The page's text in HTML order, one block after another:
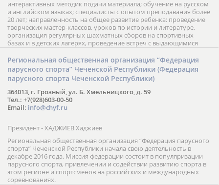
интерактивных методик подачи материала; обучение на русском
и английском языках; специалисты с опытом преподавания более
20 лет; направленность на общее развитие ребенка: проведение
творческих мастер-классов, уроков по истории и литературе,
организация регулярных шахматных сборов на спортивных
базах и в детских лагерях, проведение встреч с выдающимися
шахматистами; корпоративное обучение; онлайн обучение в
форме вебинаров и индивидуальных занятий, круглые столы
российских и международных тренеров, организация фестивалей;
онлайн трансляция мероприятий и турниров.
Региональная общественная организация “Федерация
парусного спорта” Чеченской Республики (Федерация
парусного спорта Чеченской Республики)
364013, г. Грозный, ул. Б. Хмельницкого, д. 59
Тел.: +7(928)603-00-50
Email: info@chyf.ru
Президент - ХАДЖИЕВ Хаджиев
Региональная общественная организация “Федерация парусного
спорта” Чеченской Республики начала свою деятельность в
декабре 2016 года. Миссия федерации состоит в популяризации
парусного спорта, привлечении и содействии развитию спорта в
этом регионе и спортсменов на российских и международных
соревнованиях.